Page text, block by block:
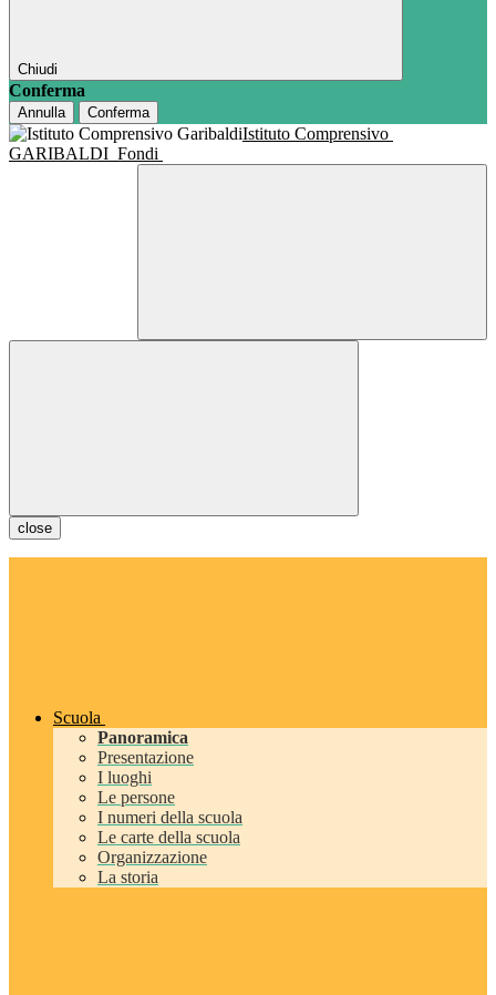
Chiudi
Conferma
Annulla Conferma
Istituto Comprensivo
GARIBALDI Fondi
close
Scuola
Panoramica
Presentazione
I luoghi
Le persone
I numeri della scuola
Le carte della scuola
Organizzazione
La storia